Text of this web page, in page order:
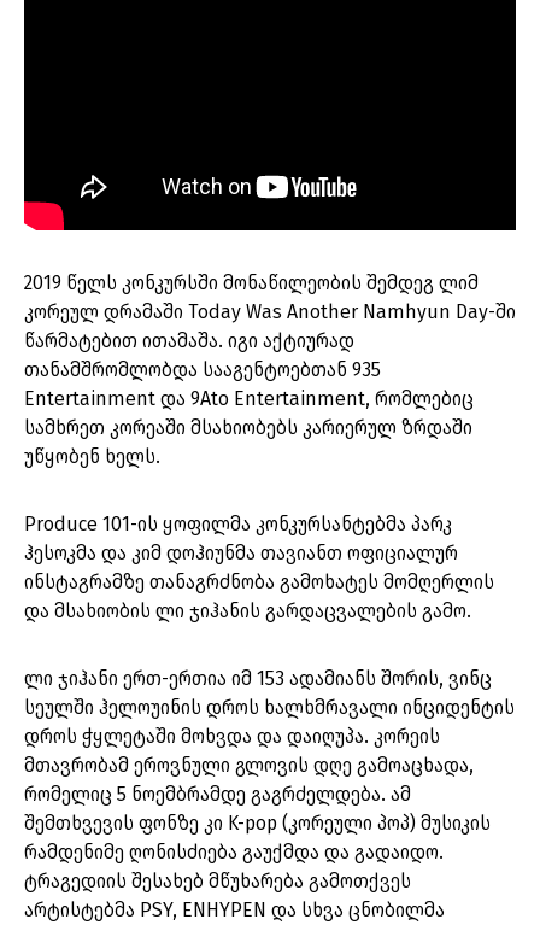
2019 წელს კონკურსში მონაწილეობის შემდეგ ლიმ
კორეულ დრამაში Today Was Another Namhyun Day-ში
წარმატებით ითამაშა. იგი აქტიურად
თანამშრომლობდა სააგენტოებთან 935
Entertainment და 9Ato Entertainment, რომლებიც
სამხრეთ კორეაში მსახიობებს კარიერულ ზრდაში
უწყობენ ხელს.
Produce 101-ის ყოფილმა კონკურსანტებმა პარკ
ჰესოკმა და კიმ დოჰიუნმა თავიანთ ოფიციალურ
ინსტაგრამზე თანაგრძნობა გამოხატეს მომღერლის
და მსახიობის ლი ჯიჰანის გარდაცვალების გამო.
ლი ჯიჰანი ერთ-ერთია იმ 153 ადამიანს შორის, ვინც
სეულში ჰელოუინის დროს ხალხმრავალი ინციდენტის
დროს ჭყლეტაში მოხვდა და დაიღუპა. კორეის
მთავრობამ ეროვნული გლოვის დღე გამოაცხადა,
რომელიც 5 ნოემბრამდე გაგრძელდება. ამ
შემთხვევის ფონზე კი K-pop (კორეული პოპ) მუსიკის
რამდენიმე ღონისძიება გაუქმდა და გადაიდო.
ტრაგედიის შესახებ მწუხარება გამოთქვეს
არტისტებმა PSY, ENHYPEN და სხვა ცნობილმა